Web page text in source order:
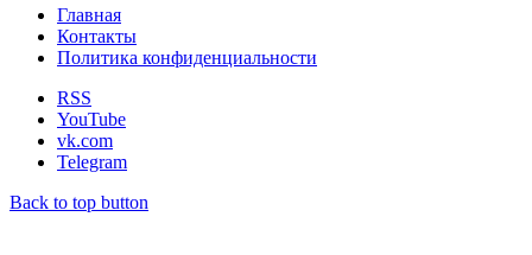
Главная
Контакты
Политика конфиденциальности
RSS
YouTube
vk.com
Telegram
Back to top button